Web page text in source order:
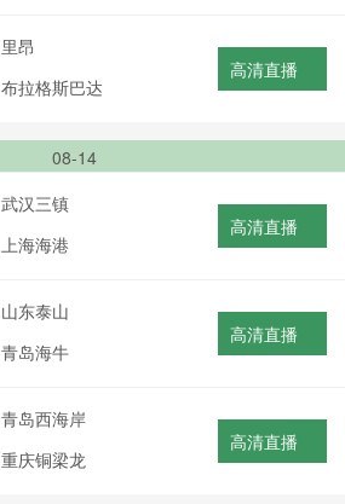
里昂
布拉格斯巴达
高清直播
08-14
武汉三镇
上海海港
高清直播
山东泰山
青岛海牛
高清直播
青岛西海岸
重庆铜梁龙
高清直播